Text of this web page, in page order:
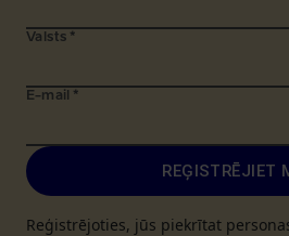
Valsts *
E-mail *
REĢISTRĒJIET
Reģistrējoties, jūs piekrītat